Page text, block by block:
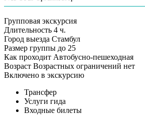
Групповая экскурсия
Длительность 4 ч.
Город выезда Стамбул
Размер группы до 25
Как проходит Автобусно-пешеходная
Возраст Возрастных ограничений нет
Включено в экскурсию
Трансфер
Услуги гида
Входные билеты